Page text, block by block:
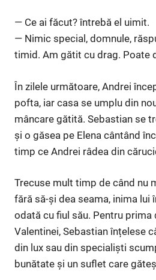
— Ce ai făcut? întrebă el uimit.
— Nimic special, domnule,
timid. Am gătit cu drag. Poate
În zilele următoare, Andrei
pofta, iar casa se umplu din
mâncare gătită. Sebastian se
și o găsea pe Elena cântând
timp ce Andrei râdea din
Trecuse mult timp de când nu
fără să-și dea seama, inima lui
odată cu fiul său. Pentru
Valentinei, Sebastian înțelese
din lux sau din specialiști
bunătate și un suflet care